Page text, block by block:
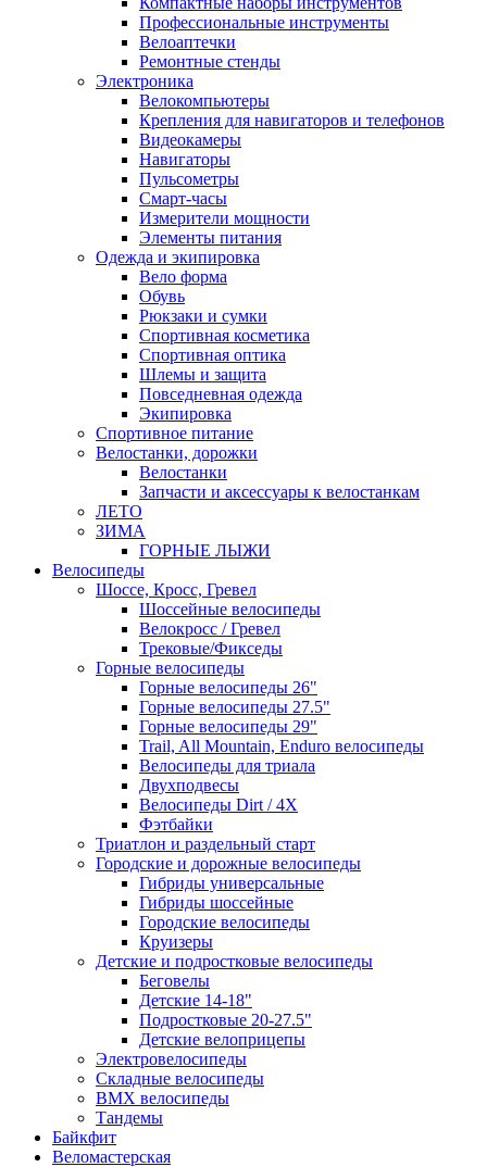
Профессиональные инструменты
Велоаптечки
Ремонтные стенды
Электроника
Велокомпьютеры
Крепления для навигаторов и телефонов
Видеокамеры
Навигаторы
Пульсометры
Смарт-часы
Измерители мощности
Элементы питания
Одежда и экипировка
Вело форма
Обувь
Рюкзаки и сумки
Спортивная косметика
Спортивная оптика
Шлемы и защита
Повседневная одежда
Экипировка
Спортивное питание
Велостанки, дорожки
Велостанки
Запчасти и аксессуары к велостанкам
ЛЕТО
ЗИМА
ГОРНЫЕ ЛЫЖИ
Велосипеды
Шоссе, Кросс, Гревел
Шоссейные велосипеды
Велокросс / Гревел
Трековые/Фикседы
Горные велосипеды
Горные велосипеды 26"
Горные велосипеды 27.5"
Горные велосипеды 29"
Trail, All Mountain, Enduro велосипеды
Велосипеды для триала
Двухподвесы
Велосипеды Dirt / 4X
Фэтбайки
Триатлон и раздельный старт
Городские и дорожные велосипеды
Гибриды универсальные
Гибриды шоссейные
Городские велосипеды
Круизеры
Детские и подростковые велосипеды
Беговелы
Детские 14-18"
Подростковые 20-27.5"
Детские велоприцепы
Электровелосипеды
Складные велосипеды
BMX велосипеды
Тандемы
Байкфит
Веломастерская